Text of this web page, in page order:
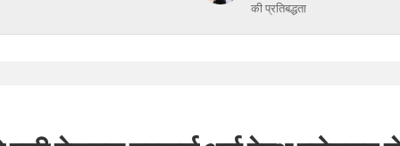
की प्रतिबद्धता